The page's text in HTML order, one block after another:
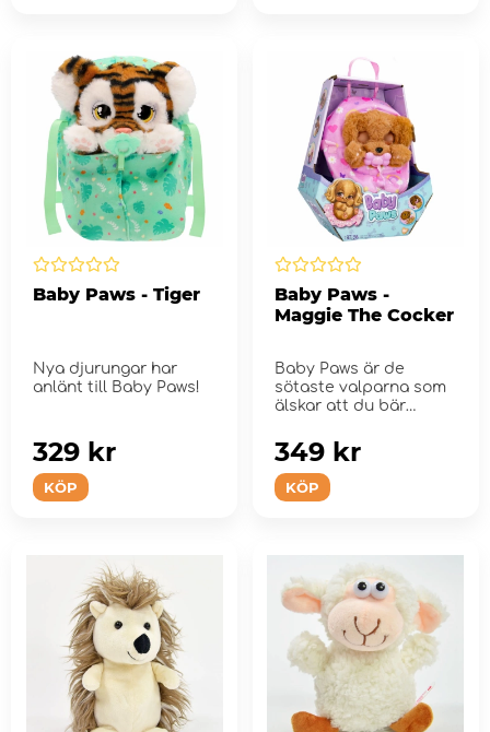
Baby Paws - Tiger
Nya djurungar har
anlänt till Baby Paws!
KÖP
329 kr
Baby Paws -
Maggie The Cocker
Baby Paws är de
sötaste valparna som
älskar att du bär
KÖP
349 kr